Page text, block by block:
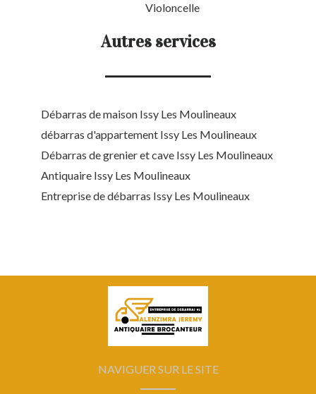
Violoncelle
Autres services
Débarras de maison Issy Les Moulineaux
débarras d'appartement Issy Les Moulineaux
Débarras de grenier et cave Issy Les Moulineaux
Antiquaire Issy Les Moulineaux
Entreprise de débarras Issy Les Moulineaux
NAVIGUER SUR LE SITE